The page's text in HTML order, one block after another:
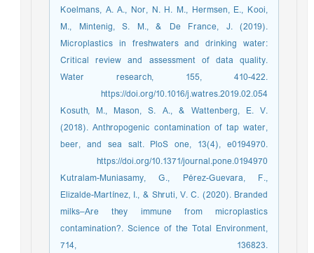
Koelmans, A. A., Nor, N. H. M., Hermsen, E., Kooi,
M., Mintenig, S. M., & De France, J. (2019).
Microplastics in freshwaters and drinking water:
Critical review and assessment of data quality.
Water research, 155, 410-422.
https://doi.org/10.1016/j.watres.2019.02.054
Kosuth, M., Mason, S. A., & Wattenberg, E. V.
(2018). Anthropogenic contamination of tap water,
beer, and sea salt. PloS one, 13(4), e0194970.
https://doi.org/10.1371/journal.pone.0194970
Kutralam-Muniasamy, G., Pérez-Guevara, F.,
Elizalde-Martínez, I., & Shruti, V. C. (2020). Branded
milks–Are they immune from microplastics
contamination?. Science of the Total Environment,
714, 136823.